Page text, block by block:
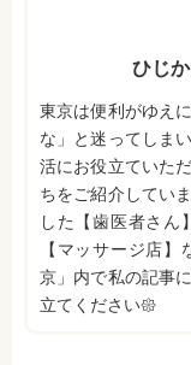
ひじ
東京は便利がゆえ
な」と迷ってしま
活にお役立ていた
ちをご紹介してい
した【歯医者さん
【マッサージ店
京」内で私の記事
立てください𑁍